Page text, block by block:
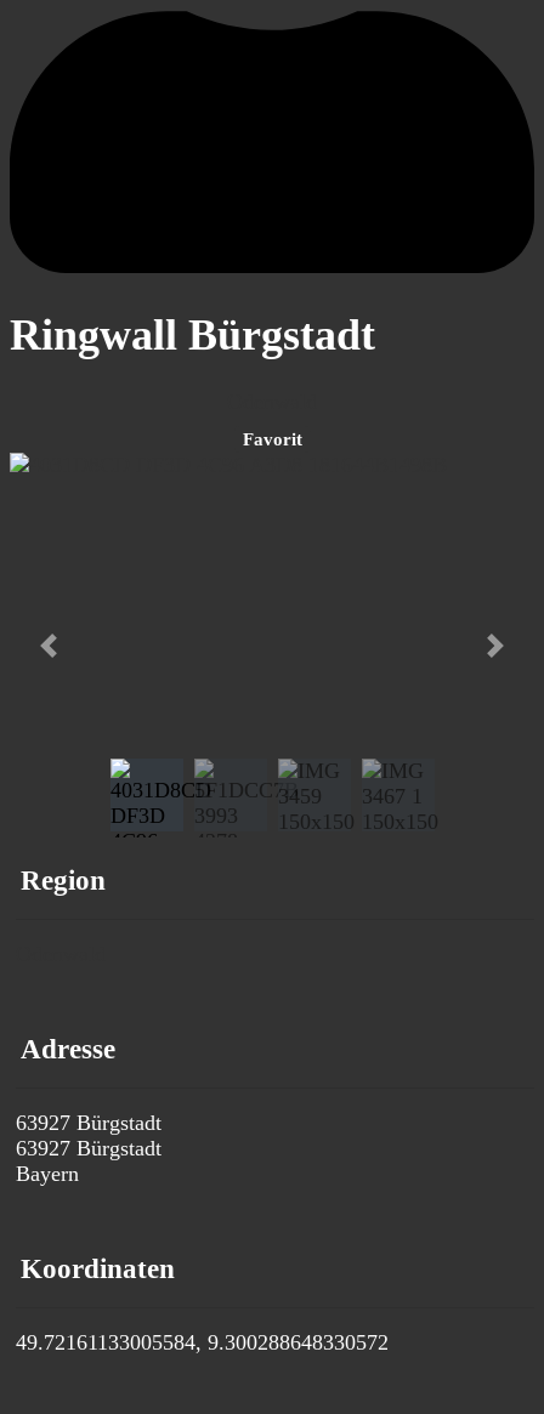
Ringwall Bürgstadt
Favorit
Vorheriges
Region
Adresse
63927 Bürgstadt
63927 Bürgstadt
Bayern
Koordinaten
49.72161133005584, 9.300288648330572